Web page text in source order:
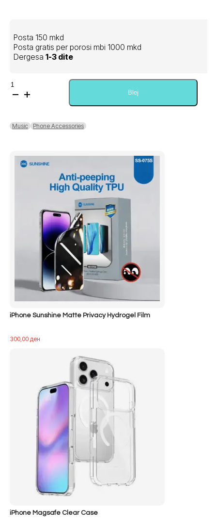
Posta 150 mkd
Posta gratis per porosi mbi 1000 mkd
Dergesa 1-3 dite
Sasi
MZ-
Headphones
RGB
Blej
Music Phone Accessories
iPhone Sunshine Matte Privacy Hydrogel Film
300,00ден
iPhone Magsafe Clear Case